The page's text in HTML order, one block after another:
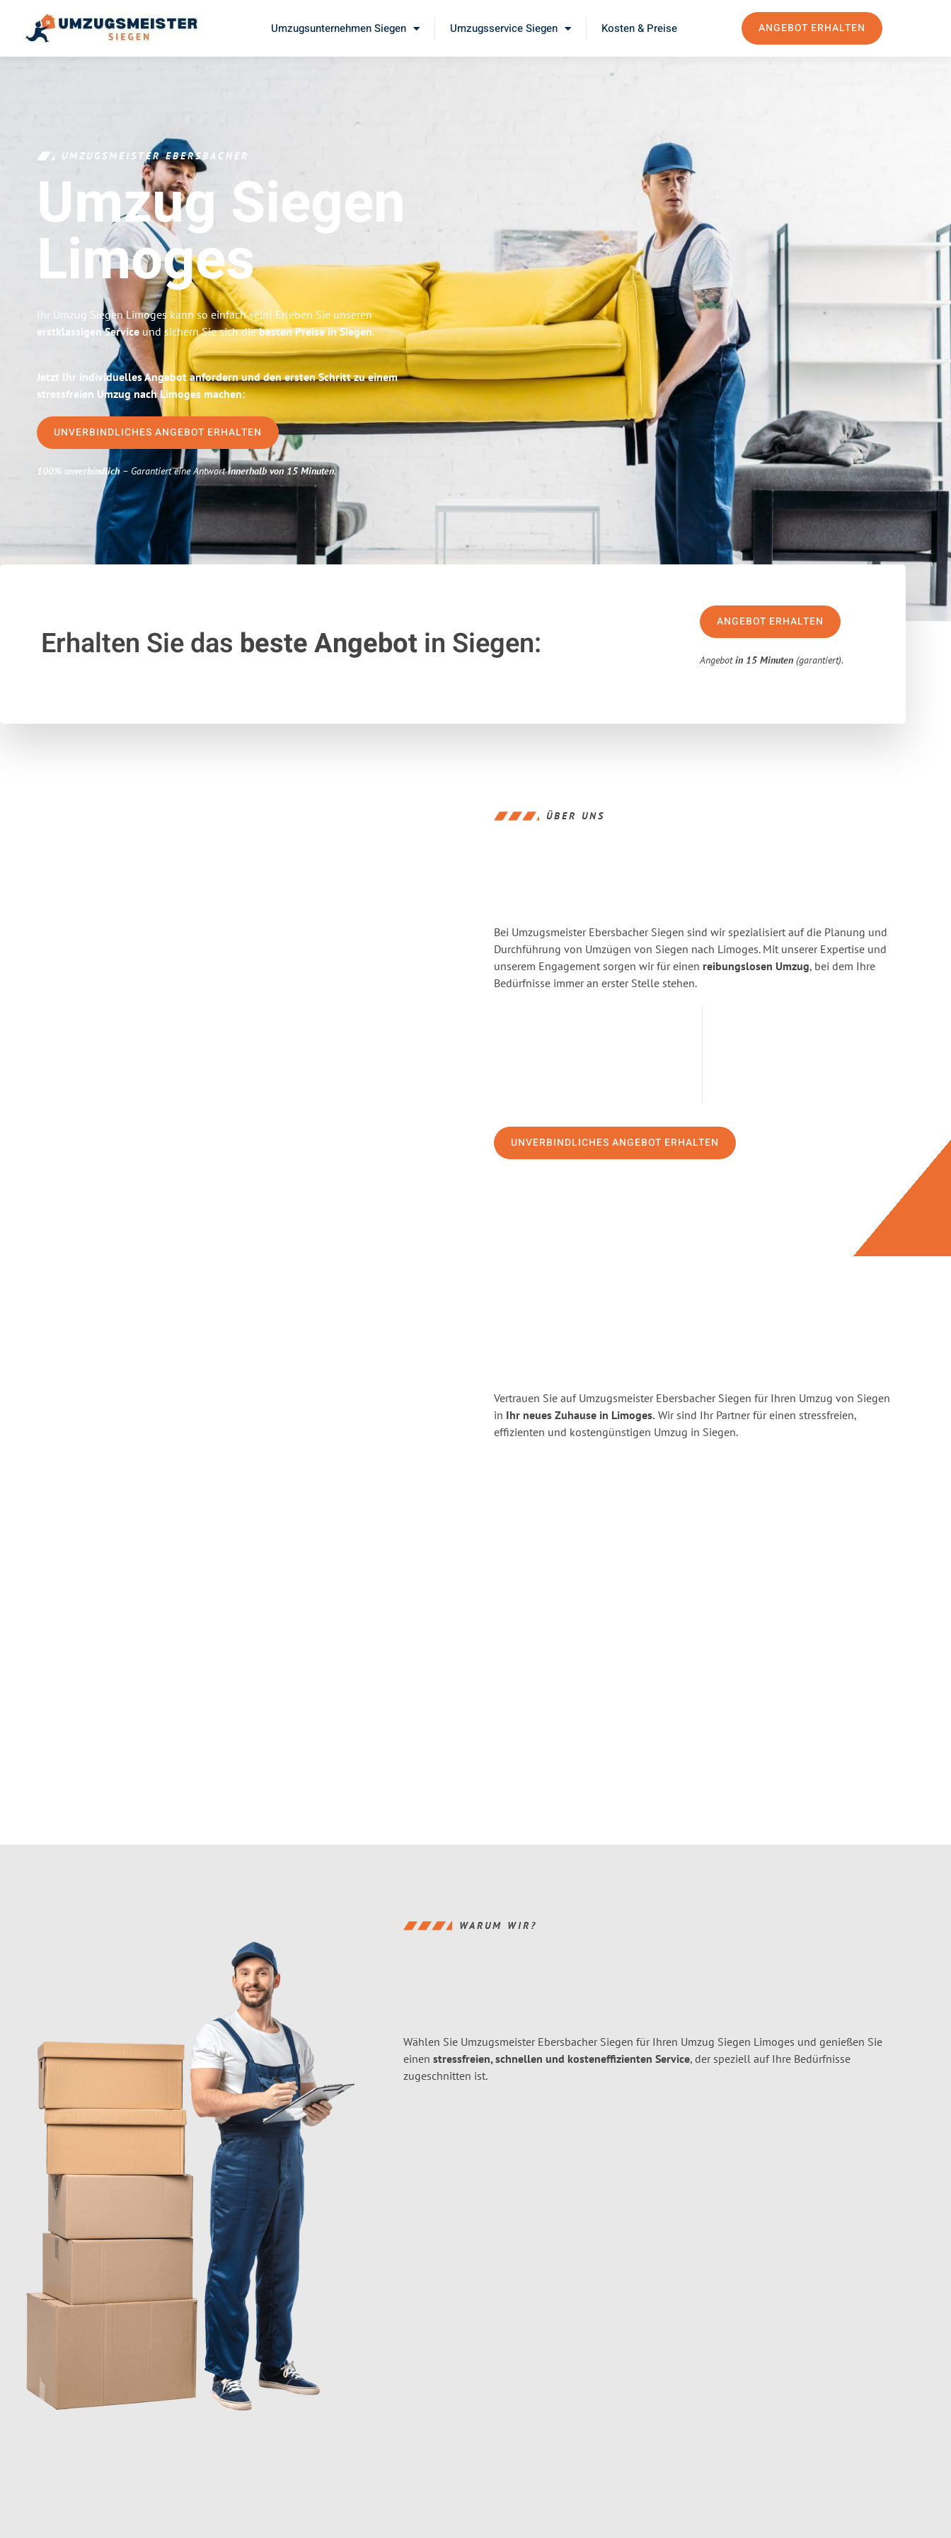
Umzugsunternehmen Siegen Umzugsservice Siegen Kosten & Preise ANGEBOT ERHALTEN
UMZUGSMEISTER EBERSBACHER
Umzug Siegen
Limoges
Ihr Umzug Siegen Limoges kann so einfach sein! Erleben Sie unseren
erstklassigen Service und sichern Sie sich diebesten Preise in Siegen.
Jetzt Ihr individuelles Angebot anfordern und den ersten Schritt zu einem
stressfreien Umzug nach Limoges machen:
UNVERBINDLICHES ANGEBOT ERHALTEN
100% unverbindlich– Garantiert eine Antwortinnerhalb von 15 Minuten.
Erhalten Sie das beste Angebotin Siegen:
ANGEBOT ERHALTEN
Angebotin 15 Minuten (garantiert).
ÜBER UNS
Bei Umzugsmeister Ebersbacher Siegen sind wir spezialisiert auf die Planung und
Durchführung von Umzügen von Siegen nach Limoges. Mit unserer Expertise und
unserem Engagement sorgen wir für einen reibungslosen Umzug, bei dem Ihre
Bedürfnisse immer an erster Stelle stehen.
UNVERBINDLICHES ANGEBOT ERHALTEN
Vertrauen Sie auf Umzugsmeister Ebersbacher Siegen für Ihren Umzug von Siegen
in Ihr neues Zuhause in Limoges. Wir sind Ihr Partner für einen stressfreien,
effizienten und kostengünstigen Umzug in Siegen.
WARUM WIR?
Wählen Sie Umzugsmeister Ebersbacher Siegen für Ihren Umzug Siegen Limoges und genießen Sie
einen stressfreien, schnellen und kosteneffizienten Service, der speziell auf Ihre Bedürfnisse
zugeschnitten ist.